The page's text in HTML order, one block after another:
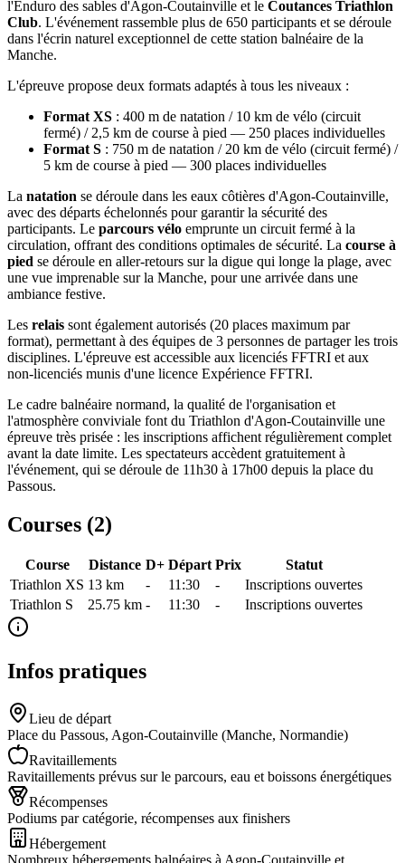
l'Enduro des sables d'Agon-Coutainville et le Coutances Triathlon
Club. L'événement rassemble plus de 650 participants et se déroule
dans l'écrin naturel exceptionnel de cette station balnéaire de la
Manche.
L'épreuve propose deux formats adaptés à tous les niveaux :
Format XS : 400 m de natation / 10 km de vélo (circuit
fermé) / 2,5 km de course à pied — 250 places individuelles
Format S : 750 m de natation / 20 km de vélo (circuit fermé) /
5 km de course à pied — 300 places individuelles
La natation se déroule dans les eaux côtières d'Agon-Coutainville,
avec des départs échelonnés pour garantir la sécurité des
participants. Le parcours vélo emprunte un circuit fermé à la
circulation, offrant des conditions optimales de sécurité. La course à
pied se déroule en aller-retours sur la digue qui longe la plage, avec
une vue imprenable sur la Manche, pour une arrivée dans une
ambiance festive.
Les relais sont également autorisés (20 places maximum par
format), permettant à des équipes de 3 personnes de partager les trois
disciplines. L'épreuve est accessible aux licenciés FFTRI et aux
non-licenciés munis d'une licence Expérience FFTRI.
Le cadre balnéaire normand, la qualité de l'organisation et
l'atmosphère conviviale font du Triathlon d'Agon-Coutainville une
épreuve très prisée : les inscriptions affichent régulièrement complet
avant la date limite. Les spectateurs accèdent gratuitement à
l'événement, qui se déroule de 11h30 à 17h00 depuis la place du
Passous.
Courses (2)
Course Distance D+ Départ Prix
Statut
Triathlon XS 13 km - 11:30 -
Inscriptions ouvertes
Triathlon S
25.75 km - 11:30 - Inscriptions ouvertes
Infos pratiques
Lieu de départ
Place du Passous, Agon-Coutainville (Manche, Normandie)
Ravitaillements
Ravitaillements prévus sur le parcours, eau et boissons énergétiques
Récompenses
Podiums par catégorie, récompenses aux finishers
Hébergement